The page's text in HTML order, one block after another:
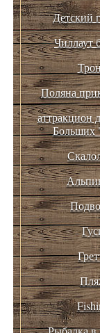
Детский
Чиллаут
Поляна
аттракцион
Больших